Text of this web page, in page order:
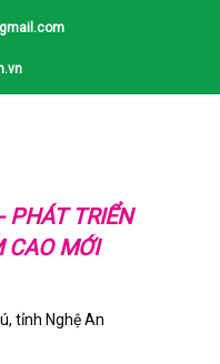
PHÁT TRIỂN
CAO MỚI
tỉnh Nghệ An